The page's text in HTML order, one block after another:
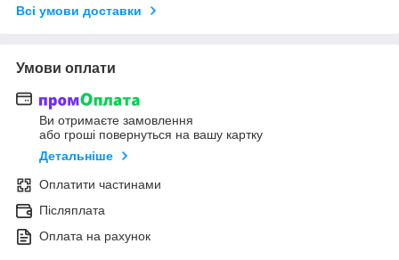
Всі умови доставки
Умови оплати
Ви отримаєте замовлення
або гроші повернуться на вашу картку
Детальніше
Оплатити частинами
Післяплата
Оплата на рахунок